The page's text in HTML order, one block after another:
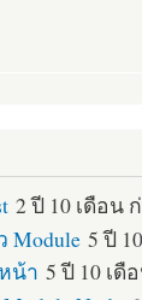
2 ปี 10 เดือน
5 ปี
น้า 5 ปี 10 เดื